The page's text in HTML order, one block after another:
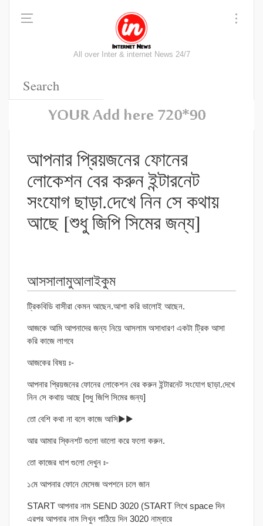
All over Inter & internet News 24/7
আপনার প্রিয়জনের ফোনের
লোকেশন বের করুন ইন্টারনেট
সংযোগ ছাড়া.দেখে নিন সে কথায়
আছে [শুধু জিপি সিমের জন্য]
আসসালামুআলাইকুম
ট্রিকবিডি বাসীরা কেমন আছেন.আশা করি ভালোই আছেন.
আজকে আমি আপনাদের জন্য নিয়ে আসলাম অসাধারণ একটা ট্রিক আসা
করি কাজে লাগবে
আজকের বিষয় ঃ-
আপনার প্রিয়জনের ফোনের লোকেশন বের করুন ইন্টারনেট সংযোগ ছাড়া.দেখে
নিন সে কথায় আছে [শুধু জিপি সিমের জন্য]
তো বেশি কথা না বলে কাজে আসি▶▶
আর আমার স্কিনশট গুলো ভালো করে ফলো করুন.
তো কাজের ধাপ গুলো দেখুন ঃ-
১মে আপনার ফোনে মেসেজ অপশনে চলে জান
START আপনার নাম SEND 3020 (START লিখে space দিন
এরপর আপনার নাম লিখুন পাঠিয়ে দিন 3020 নাম্বারে